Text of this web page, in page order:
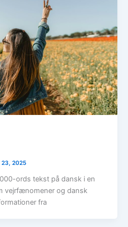
2025
ords tekst på dansk i en
vejrfænomener og dansk
fra